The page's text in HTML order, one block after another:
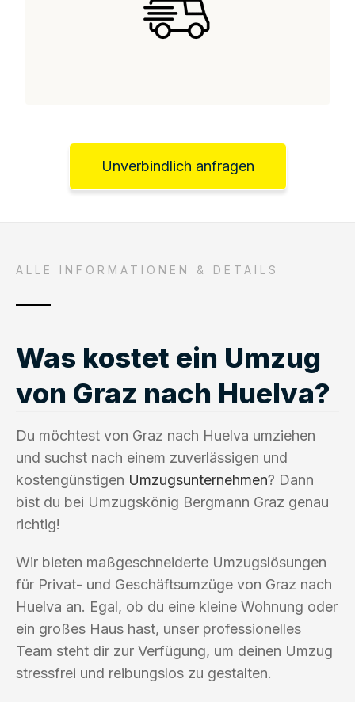
Unverbindlich anfragen
ALLE INFORMATIONEN & DETAILS
Was kostet ein Umzug
von Graz nach Huelva?
Du möchtest von Graz nach Huelva umziehen
und suchst nach einem zuverlässigen und
kostengünstigen Umzugsunternehmen? Dann
bist du bei Umzugskönig Bergmann Graz genau
richtig!
Wir bieten maßgeschneiderte Umzugslösungen
für Privat- und Geschäftsumzüge von Graz nach
Huelva an. Egal, ob du eine kleine Wohnung oder
ein großes Haus hast, unser professionelles
Team steht dir zur Verfügung, um deinen Umzug
stressfrei und reibungslos zu gestalten.